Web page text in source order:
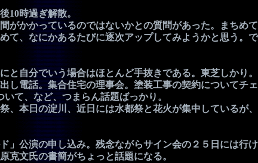
10時過ぎ解散。
がかかっているのではないかとの質問があった。まちめ
、なにかあるたびに逐次アップしてみようかと思う。で
自分でいう場合はほとんど手抜きである。東芝しかり。
電話。集合住宅の理事会。塗装工事の契約についてチ
て、など、つまらん話題ばっかり。
本日の淀川、近日には水都祭と花火が集中しているが、
公演の申し込み。残念ながらサイン会の２５日には行け
克文氏の書簡がちょっと話題になる。